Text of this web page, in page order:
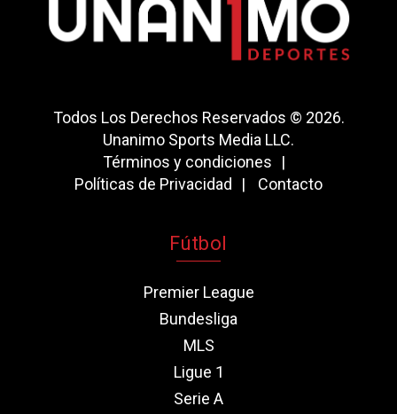
Todos Los Derechos Reservados © 2026.
Unanimo Sports Media LLC.
Términos y condiciones
Políticas de Privacidad
Contacto
Fútbol
Premier League
Bundesliga
MLS
Ligue 1
Serie A